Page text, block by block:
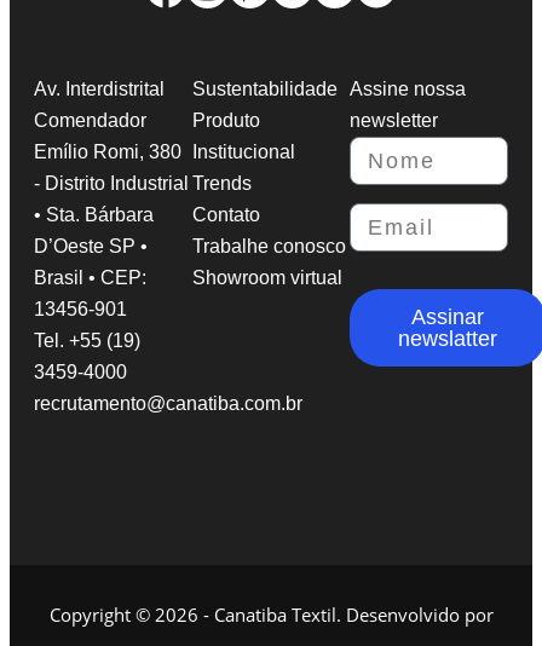
Av. Interdistrital
Comendador
Emílio Romi, 380
- Distrito Industrial
• Sta. Bárbara
D’Oeste SP •
Brasil • CEP:
13456-901
Tel. +55 (19)
3459-4000
recrutamento@canatiba.com.br
Sustentabilidade
Produto
Institucional
Trends
Contato
Trabalhe conosco
Showroom virtual
Assine nossa
newsletter
Assinar
newslatter
Copyright © 2026 - Canatiba Textil. Desenvolvido por